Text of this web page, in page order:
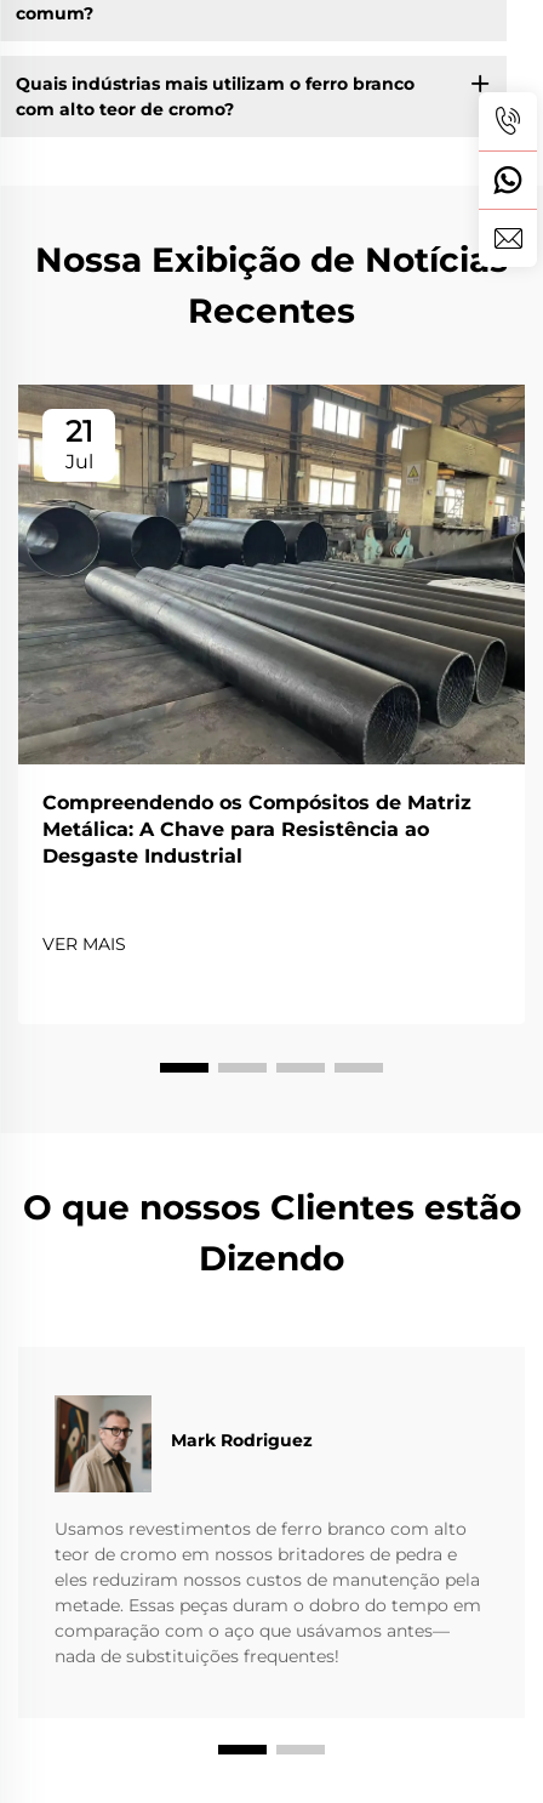
comum?
Quais indústrias mais utilizam o ferro branco
com alto teor de cromo?
Nossa Exibição de Notícias
Recentes
21
Jul
Compreendendo os Compósitos de Matriz
Metálica: A Chave para Resistência ao
Desgaste Industrial
VER MAIS
O que nossos Clientes estão
Dizendo
Mark Rodriguez
Usamos revestimentos de ferro branco com alto
teor de cromo em nossos britadores de pedra e
eles reduziram nossos custos de manutenção pela
metade. Essas peças duram o dobro do tempo em
comparação com o aço que usávamos antes—
nada de substituições frequentes!